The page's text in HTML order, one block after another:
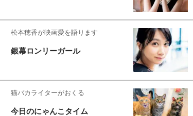
松本穂香が映画愛を語ります
銀幕ロンリーガール
猫バカライターがおくる
今日のにゃんこタイム